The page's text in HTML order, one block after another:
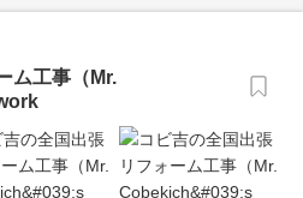
ム工事（Mr.